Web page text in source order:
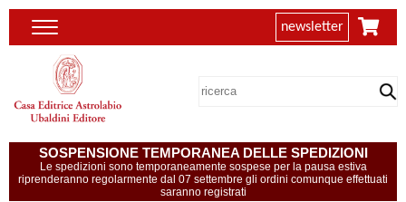
newsletter
SOSPENSIONE TEMPORANEA DELLE SPEDIZIONI
Le spedizioni sono temporaneamente sospese per la pausa estiva
riprenderanno regolarmente dal 07 settembre gli ordini comunque effettuati
saranno registrati